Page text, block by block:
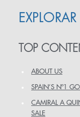
EXPLORAR
TOP
ABOUT US
SPAIN’S Nº1
CAMIRAL A
SALE